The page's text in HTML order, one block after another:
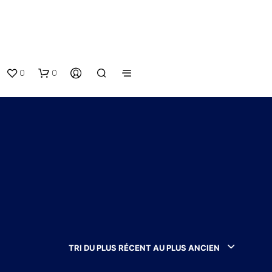
0 0
R
TRI DU PLUS RÉCENT AU PLUS ANCIEN